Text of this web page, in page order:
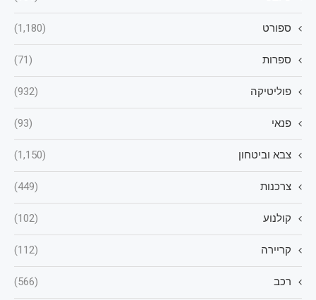
ספורט (1,180)
ספרות (71)
פוליטיקה (932)
פנאי (93)
צבא וביטחון (1,150)
צרכנות (449)
קולנוע (102)
קריירה (112)
רכב (566)